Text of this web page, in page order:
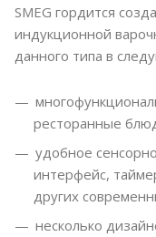
SMEG гордится
индукционной
данного типа в
ресторанные
удобное
интерфейс,
других
несколько